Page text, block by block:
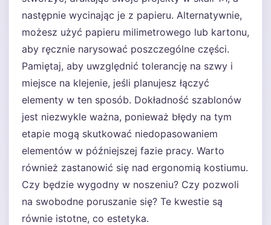
następnie wycinając je z papieru. Alternatywnie,
możesz użyć papieru milimetrowego lub kartonu,
aby ręcznie narysować poszczególne części.
Pamiętaj, aby uwzględnić tolerancję na szwy i
miejsce na klejenie, jeśli planujesz łączyć
elementy w ten sposób. Dokładność szablonów
jest niezwykle ważna, ponieważ błędy na tym
etapie mogą skutkować niedopasowaniem
elementów w późniejszej fazie pracy. Warto
również zastanowić się nad ergonomią kostiumu.
Czy będzie wygodny w noszeniu? Czy pozwoli
na swobodne poruszanie się? Te kwestie są
równie istotne, co estetyka.